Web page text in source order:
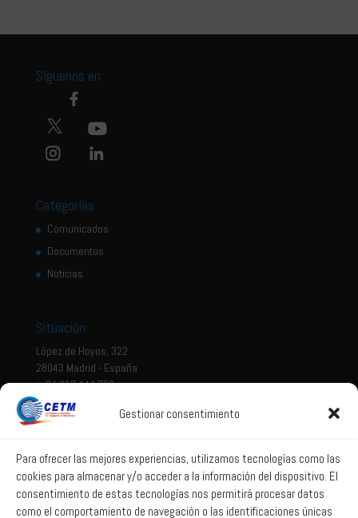
Gestionar consentimiento
Para ofrecer las mejores experiencias, utilizamos tecnologías como las
cookies para almacenar y/o acceder a la información del dispositivo. El
consentimiento de estas tecnologías nos permitirá procesar datos
como el comportamiento de navegación o las identificaciones únicas
Síguenos en:
Categorías
Comunicados
Documentos
Noticias
Situación
López de Hoyos, 322
28043 Madrid - España
+ 34 917 444 700
Aviso legal
Política de privacidad
Política de Sistema Interno de Información